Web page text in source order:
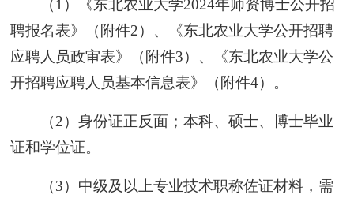
（1）《东北农业大学2024年师资博士公开招
聘报名表》（附件2）、《东北农业大学公开招聘
应聘人员政审表》（附件3）、《东北农业大学公
开招聘应聘人员基本信息表》（附件4）。
（2）身份证正反面；本科、硕士、博士毕业
证和学位证。
（3）中级及以上专业技术职称佐证材料，需